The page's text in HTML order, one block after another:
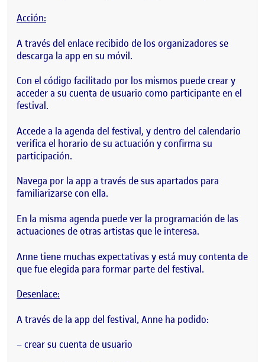
Acción:
A través del enlace recibido de los organizadores se
descarga la app en su móvil.
Con el código facilitado por los mismos puede crear y
acceder a su cuenta de usuario como participante en el
festival.
Accede a la agenda del festival, y dentro del calendario
verifica el horario de su actuación y confirma su
participación.
Navega por la app a través de sus apartados para
familiarizarse con ella.
En la misma agenda puede ver la programación de las
actuaciones de otras artistas que le interesa.
Anne tiene muchas expectativas y está muy contenta de
que fue elegida para formar parte del festival.
Desenlace:
A través de la app del festival, Anne ha podido:
– crear su cuenta de usuario